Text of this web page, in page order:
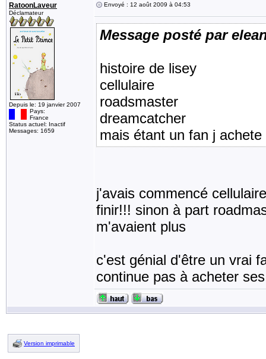
RatoonLaveur
Déclamateur
Depuis le: 19 janvier 2007
Pays:
France
Status actuel: Inactif
Messages: 1659
Envoyé : 12 août 2009 à 04:53
Message posté par
histoire de lisey
cellulaire
roadsmaster
dreamcatcher
mais étant un fan j
j'avais commencé
finir!!! sinon à part
m'avaient plus
c'est génial d'être un vrai
continue pas à acheter
Version imprimable